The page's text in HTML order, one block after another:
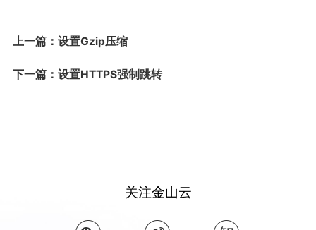
上一篇：设置Gzip压缩
下一篇：设置HTTPS强制跳转
关注金山云